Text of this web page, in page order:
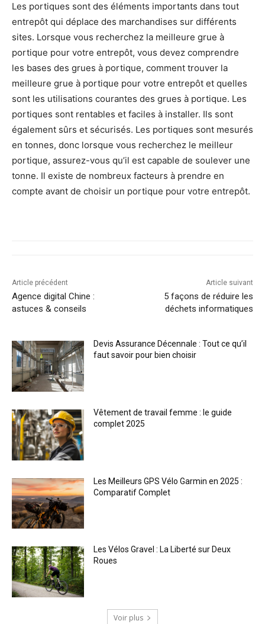
Les portiques sont des éléments importants dans tout
entrepôt qui déplace des marchandises sur différents
sites. Lorsque vous recherchez la meilleure grue à
portique pour votre entrepôt, vous devez comprendre
les bases des grues à portique, comment trouver la
meilleure grue à portique pour votre entrepôt et quelles
sont les utilisations courantes des grues à portique. Les
portiques sont rentables et faciles à installer. Ils sont
également sûrs et sécurisés. Les portiques sont mesurés
en tonnes, donc lorsque vous recherchez le meilleur
portique, assurez-vous qu’il est capable de soulever une
tonne. Il existe de nombreux facteurs à prendre en
compte avant de choisir un portique pour votre entrepôt.
Article précédent
Agence digital Chine :
astuces & conseils
Article suivant
5 façons de réduire les
déchets informatiques
Devis Assurance Décennale : Tout ce qu’il
faut savoir pour bien choisir
Vêtement de travail femme : le guide
complet 2025
Les Meilleurs GPS Vélo Garmin en 2025 :
Comparatif Complet
Les Vélos Gravel : La Liberté sur Deux
Roues
Voir plus